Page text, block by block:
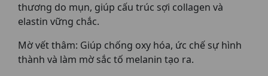
thương do mụn, giúp cấu trúc sợi collagen và
elastin vững chắc.
Mờ vết thâm: Giúp chống oxy hóa, ức chế sự hình
thành và làm mờ sắc tố melanin tạo ra.